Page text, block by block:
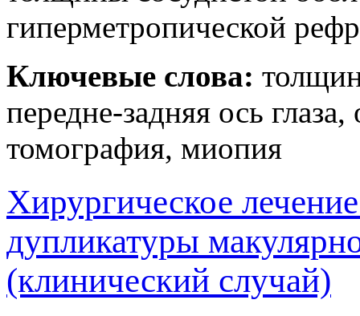
гиперметропической
Ключевые слова:
передне-задняя ось
томография, миопия
Хирургическое
дупликатуры
(клинический случай)